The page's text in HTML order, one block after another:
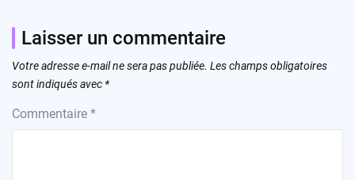
Laisser un commentaire
Votre adresse e-mail ne sera pas publiée. Les champs obligatoires
sont indiqués avec *
Commentaire *